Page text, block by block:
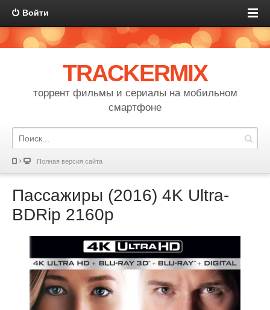
Войти
TRACKERMIX
торрент фильмы и сериалы на мобильном
смартфоне
Полная версия сайта
Пассажиры (2016) 4K Ultrа-
BDRip 2160p